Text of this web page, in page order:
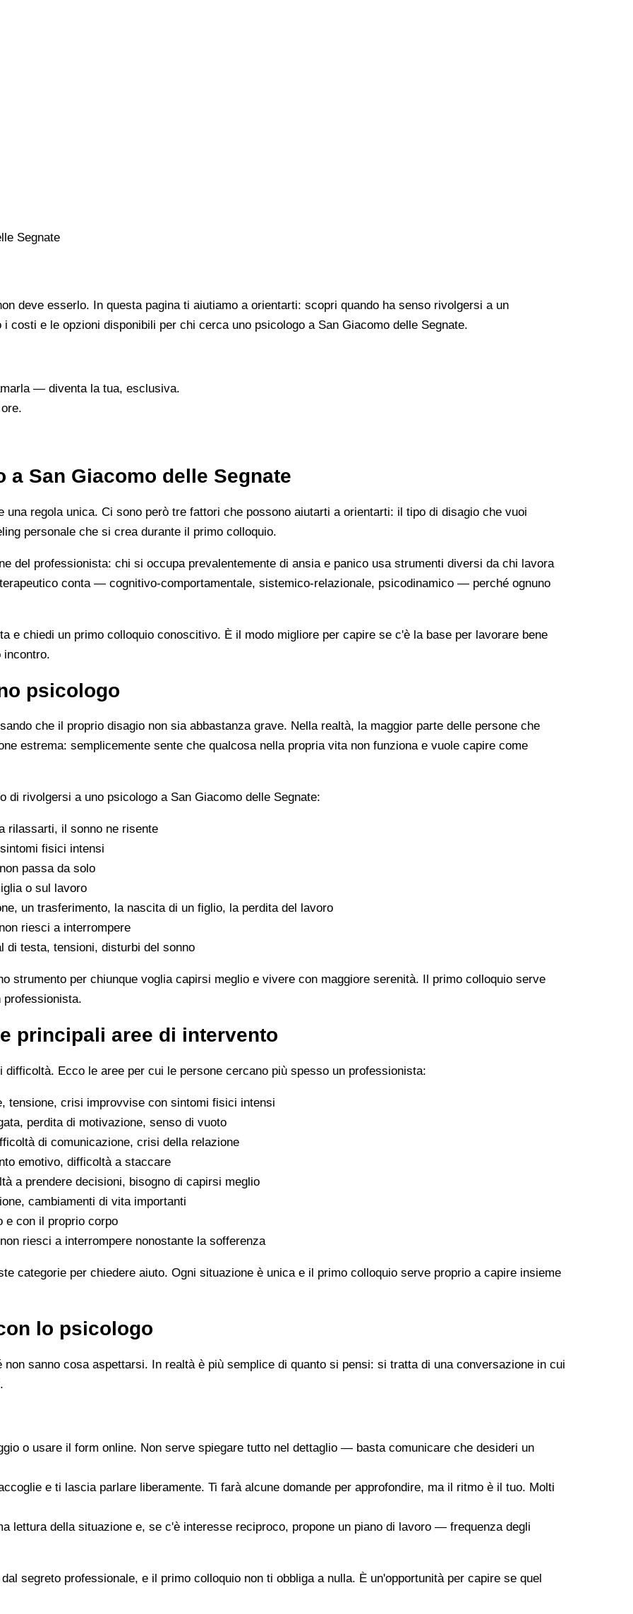
Segnate
deve esserlo. In questa pagina ti aiutiamo a orientarti: scopri quando ha senso rivolgersi a un
costi e le opzioni disponibili per chi cerca uno psicologo a San Giacomo delle Segnate.
— diventa la tua, esclusiva.
San Giacomo delle Segnate
regola unica. Ci sono però tre fattori che possono aiutarti a orientarti: il tipo di disagio che vuoi
personale che si crea durante il primo colloquio.
del professionista: chi si occupa prevalentemente di ansia e panico usa strumenti diversi da chi lavora
conta — cognitivo-comportamentale, sistemico-relazionale, psicodinamico — perché ognuno
e chiedi un primo colloquio conoscitivo. È il modo migliore per capire se c'è la base per lavorare bene
incontro.
psicologo
che il proprio disagio non sia abbastanza grave. Nella realtà, la maggior parte delle persone che
estrema: semplicemente sente che qualcosa nella propria vita non funziona e vuole capire come
rivolgersi a uno psicologo a San Giacomo delle Segnate:
rilassarti, il sonno ne risente
fisici intensi
passa da solo
o sul lavoro
un trasferimento, la nascita di un figlio, la perdita del lavoro
riesci a interrompere
di testa, tensioni, disturbi del sonno
strumento per chiunque voglia capirsi meglio e vivere con maggiore serenità. Il primo colloquio serve
professionista.
principali aree di intervento
Ecco le aree per cui le persone cercano più spesso un professionista:
tensione, crisi improvvise con sintomi fisici intensi
perdita di motivazione, senso di vuoto
di comunicazione, crisi della relazione
emotivo, difficoltà a staccare
a prendere decisioni, bisogno di capirsi meglio
cambiamenti di vita importanti
e con il proprio corpo
riesci a interrompere nonostante la sofferenza
categorie per chiedere aiuto. Ogni situazione è unica e il primo colloquio serve proprio a capire insieme
lo psicologo
sanno cosa aspettarsi. In realtà è più semplice di quanto si pensi: si tratta di una conversazione in cui
o usare il form online. Non serve spiegare tutto nel dettaglio — basta comunicare che desideri un
e ti lascia parlare liberamente. Ti farà alcune domande per approfondire, ma il ritmo è il tuo. Molti
lettura della situazione e, se c'è interesse reciproco, propone un piano di lavoro — frequenza degli
segreto professionale, e il primo colloquio non ti obbliga a nulla. È un'opportunità per capire se quel